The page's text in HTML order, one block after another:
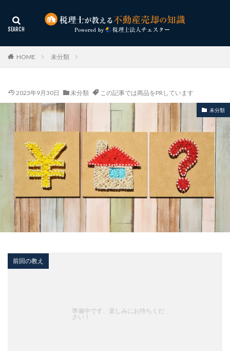
HOME 未分類
2023年9月30日 未分類 この記事では商品をPRしています
未分類
前回の教え
準備中です、楽しみにお待ちくだ
さい！